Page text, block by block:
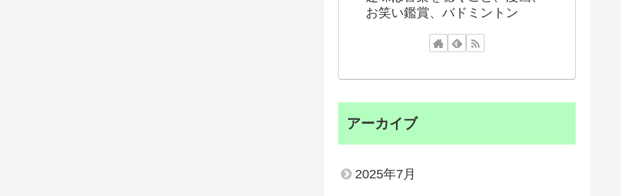
お笑い鑑賞、バドミントン
アーカイブ
2025年7月